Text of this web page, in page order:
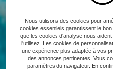
Nous utilisons des cookies pour
cookies essentiels garantissent le
que les cookies d'analyse nous
l'utilisez. Les cookies de
une expérience plus adaptée à vos
des annonces pertinentes. Vous
paramètres du navigateur. En